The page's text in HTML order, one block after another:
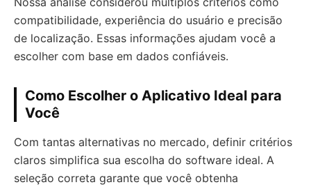
compatibilidade, experiência do usuário e precisão
de localização. Essas informações ajudam você a
escolher com base em dados confiáveis.
Como Escolher o Aplicativo Ideal para
Você
Com tantas alternativas no mercado, definir critérios
claros simplifica sua escolha do software ideal. A
seleção correta garante que você obtenha